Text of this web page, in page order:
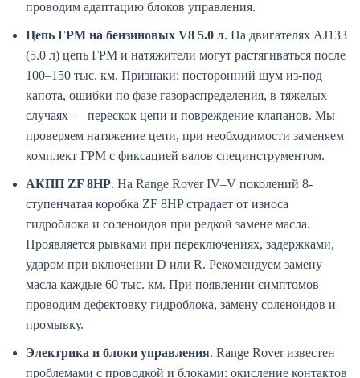
проводим адаптацию блоков управления.
Цепь ГРМ на бензиновых V8 5.0 л. На двигателях AJ133
(5.0 л) цепь ГРМ и натяжители могут растягиваться после
100–150 тыс. км. Признаки: посторонний шум из-под
капота, ошибки по фазе газораспределения, в тяжелых
случаях — перескок цепи и повреждение клапанов. Мы
проверяем натяжение цепи, при необходимости заменяем
комплект ГРМ с фиксацией валов специнструментом.
АКПП ZF 8HP. На Range Rover IV–V поколений 8-
ступенчатая коробка ZF 8HP страдает от износа
гидроблока и соленоидов при редкой замене масла.
Проявляется рывками при переключениях, задержками,
ударом при включении D или R. Рекомендуем замену
масла каждые 60 тыс. км. При появлении симптомов
проводим дефектовку гидроблока, замену соленоидов и
промывку.
Электрика и блоки управления. Range Rover известен
проблемами с проводкой и блоками: окисление контактов